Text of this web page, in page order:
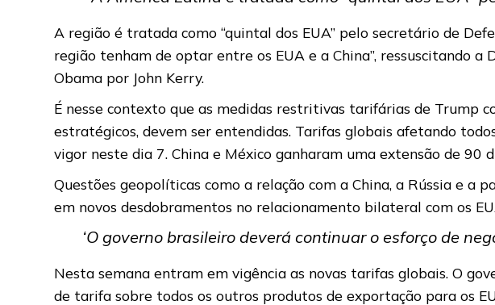
A região é tratada como “quintal dos EUA” pelo secretário de
região tenham de optar entre os EUA e a China”, ressuscitando
Obama por John Kerry.
É nesse contexto que as medidas restritivas tarifárias de Trump
estratégicos, devem ser entendidas. Tarifas globais afetando
vigor neste dia 7. China e México ganharam uma extensão de 90
Questões geopolíticas como a relação com a China, a Rússia e
em novos desdobramentos no relacionamento bilateral com os
‘O governo brasileiro deverá continuar o esforço de
Nesta semana entram em vigência as novas tarifas globais. O
de tarifa sobre todos os outros produtos de exportação para os